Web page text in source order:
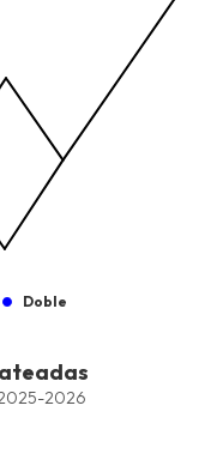
Doble
2026